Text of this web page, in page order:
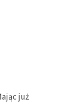
już